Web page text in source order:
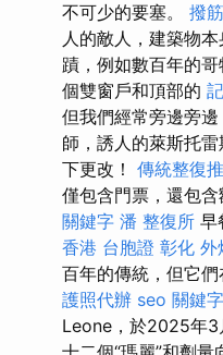
不可少的要塞。 撥
人的敵人，建​​築物
蹟，例如數百年的
個雙窗戶和頂部的
但我們經常旁邊旁
師，誘人的萊斯托
下更改！ 傳統整復
僅包含門票，還包
關鍵字 潘 整復所 早
香港 台胞證 彰化 外
百年的傳統，但它
護照代辦 seo 關鍵字
Leone，於2025年3